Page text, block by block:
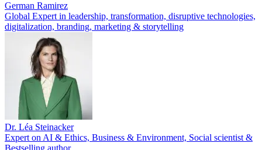
German Ramirez
Global Expert in leadership, transformation, disruptive technologies,
digitalization, branding, marketing & storytelling
Dr. Léa Steinacker
Expert on AI & Ethics, Business & Environment, Social scientist &
Bestselling author